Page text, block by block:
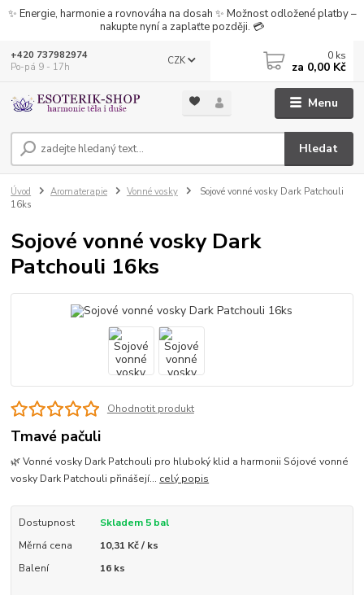
✨ Energie, harmonie a rovnováha na dosah ✨ Možnost odložené platby –
nakupte nyní a zaplaťte později. 💳
Menu
CZK
Hledat
+420 737982974
Po-pá 9 - 17h
0 ks
za 0,00 Kč
Úvod Aromaterapie Vonné vosky
Sojové vonné vosky Dark Patchouli
16ks
Sojové vonné vosky Dark
Patchouli 16ks
Ohodnotit produkt
Tmavé pačuli
🌿 Vonné vosky Dark Patchouli pro hluboký klid a harmonii Sójové vonné
vosky Dark Patchouli přinášejí... celý popis
Dostupnost
Skladem 5 bal
Měrná cena
10,31 Kč / ks
Balení
16 ks